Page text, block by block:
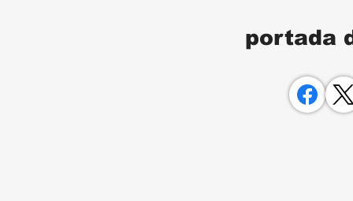
portada